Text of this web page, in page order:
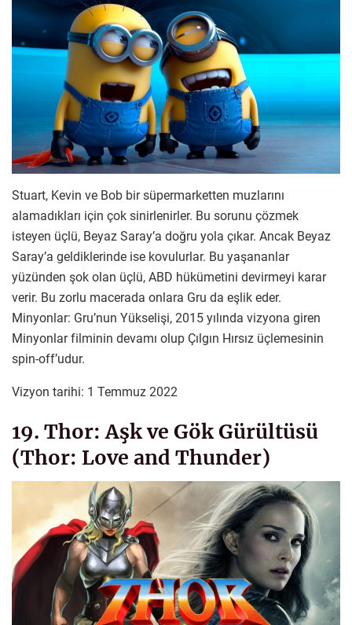
Stuart, Kevin ve Bob bir süpermarketten muzlarını
alamadıkları için çok sinirlenirler. Bu sorunu çözmek
isteyen üçlü, Beyaz Saray’a doğru yola çıkar. Ancak Beyaz
Saray’a geldiklerinde ise kovulurlar. Bu yaşananlar
yüzünden şok olan üçlü, ABD hükümetini devirmeyi karar
verir. Bu zorlu macerada onlara Gru da eşlik eder.
Minyonlar: Gru’nun Yükselişi, 2015 yılında vizyona giren
Minyonlar filminin devamı olup Çılgın Hırsız üçlemesinin
spin-off’udur.
Vizyon tarihi: 1 Temmuz 2022
19. Thor: Aşk ve Gök Gürültüsü
(Thor: Love and Thunder)